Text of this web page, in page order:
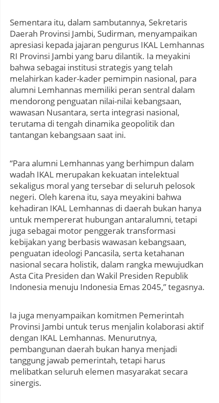
Sementara itu, dalam sambutannya, Sekretaris
Daerah Provinsi Jambi, Sudirman, menyampaikan
apresiasi kepada jajaran pengurus IKAL Lemhannas
RI Provinsi Jambi yang baru dilantik. Ia meyakini
bahwa sebagai institusi strategis yang telah
melahirkan kader-kader pemimpin nasional, para
alumni Lemhannas memiliki peran sentral dalam
mendorong penguatan nilai-nilai kebangsaan,
wawasan Nusantara, serta integrasi nasional,
terutama di tengah dinamika geopolitik dan
tantangan kebangsaan saat ini.
“Para alumni Lemhannas yang berhimpun dalam
wadah IKAL merupakan kekuatan intelektual
sekaligus moral yang tersebar di seluruh pelosok
negeri. Oleh karena itu, saya meyakini bahwa
kehadiran IKAL Lemhannas di daerah bukan hanya
untuk mempererat hubungan antaralumni, tetapi
juga sebagai motor penggerak transformasi
kebijakan yang berbasis wawasan kebangsaan,
penguatan ideologi Pancasila, serta ketahanan
nasional secara holistik, dalam rangka mewujudkan
Asta Cita Presiden dan Wakil Presiden Republik
Indonesia menuju Indonesia Emas 2045,” tegasnya.
Ia juga menyampaikan komitmen Pemerintah
Provinsi Jambi untuk terus menjalin kolaborasi aktif
dengan IKAL Lemhannas. Menurutnya,
pembangunan daerah bukan hanya menjadi
tanggung jawab pemerintah, tetapi harus
melibatkan seluruh elemen masyarakat secara
sinergis.